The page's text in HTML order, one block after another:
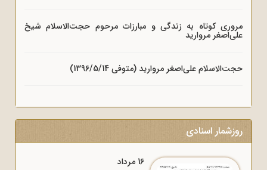
مروری کوتاه به زندگی و مبارزات مرحوم حجت‌الاسلام شیخ
علی‌اصغر مروارید
حجت‌الاسلام علی‌اصغر مروارید (متوفی 1396/5/14)
روزشمار اسنادی
16 مرداد